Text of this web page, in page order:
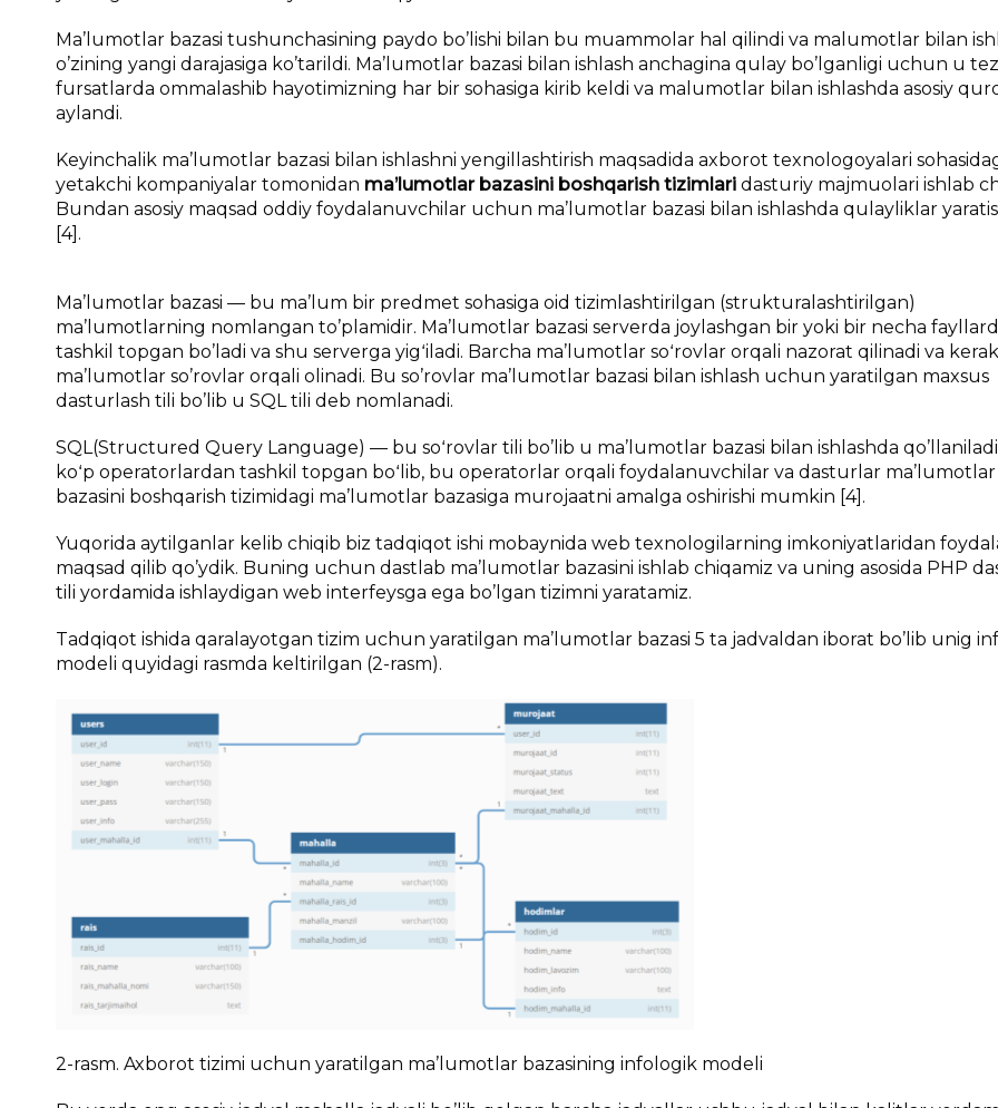
Ma’lumotlar bazasi tushunchasining paydo bo’lishi bilan bu muammolar hal qilindi va malumotlar bilan
o’zining yangi darajasiga ko’tarildi. Ma’lumotlar bazasi bilan ishlash anchagina qulay bo’lganligi uchun u tez
fursatlarda ommalashib hayotimizning har bir sohasiga kirib keldi va malumotlar bilan ishlashda asosiy
aylandi.
Keyinchalik ma’lumotlar bazasi bilan ishlashni yengillashtirish maqsadida axborot texnologoyalari
yetakchi kompaniyalar tomonidan ma’lumotlar bazasini boshqarish tizimlari dasturiy majmuolari ishlab
Bundan asosiy maqsad oddiy foydalanuvchilar uchun ma’lumotlar bazasi bilan ishlashda qulayliklar
[4].
Ma’lumotlar bazasi — bu ma’lum bir predmet sohasiga oid tizimlashtirilgan (strukturalashtirilgan)
ma’lumotlarning nomlangan to’plamidir. Ma’lumotlar bazasi serverda joylashgan bir yoki bir necha
tashkil topgan bo’ladi va shu serverga yigʻiladi. Barcha ma’lumotlar soʻrovlar orqali nazorat qilinadi va
ma’lumotlar so’rovlar orqali olinadi. Bu so’rovlar ma’lumotlar bazasi bilan ishlash uchun yaratilgan maxsus
dasturlash tili bo’lib u SQL tili deb nomlanadi.
SQL(Structured Query Language) — bu soʻrovlar tili bo’lib u ma’lumotlar bazasi bilan ishlashda
koʻp operatorlardan tashkil topgan boʻlib, bu operatorlar orqali foydalanuvchilar va dasturlar ma’lumotlar
bazasini boshqarish tizimidagi ma’lumotlar bazasiga murojaatni amalga oshirishi mumkin [4].
Yuqorida aytilganlar kelib chiqib biz tadqiqot ishi mobaynida web texnologilarning imkoniyatlaridan
maqsad qilib qo’ydik. Buning uchun dastlab ma’lumotlar bazasini ishlab chiqamiz va uning asosida PHP
tili yordamida ishlaydigan web interfeysga ega bo’lgan tizimni yaratamiz.
Tadqiqot ishida qaralayotgan tizim uchun yaratilgan ma’lumotlar bazasi 5 ta jadvaldan iborat bo’lib unig
modeli quyidagi rasmda keltirilgan (2-rasm).
2-rasm. Axborot tizimi uchun yaratilgan ma’lumotlar bazasining infologik modeli